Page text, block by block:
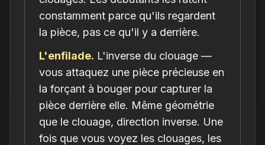
constamment parce qu'ils regardent
la pièce, pas ce qu'il y a derrière.
L'enfilade. L'inverse du clouage —
vous attaquez une pièce précieuse en
la forçant à bouger pour capturer la
pièce derrière elle. Même géométrie
que le clouage, direction inverse. Une
fois que vous voyez les clouages, les